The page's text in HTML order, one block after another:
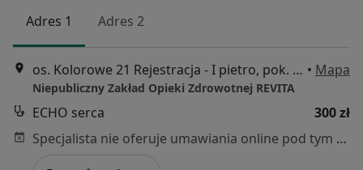
Adres 1 Adres 2
os. Kolorowe 21 Rejestracja - I pietro, pok. 238, Kraków • Mapa
Niepubliczny Zakład Opieki Zdrowotnej REVITA
ECHO serca
300 zł
Specjalista nie oferuje umawiania online pod tym adresem.